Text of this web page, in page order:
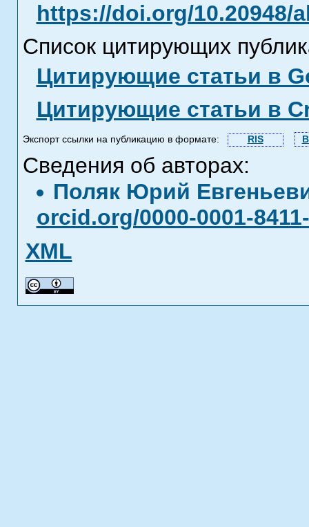
https://doi.org/10.20948/
Список цитирующих
Цитирующие статьи в
Цитирующие статьи в
Экспорт ссылки на публикацию в формате: RIS
Сведения об авторах:
Поляк Юрий
orcid.org/0000-0001-
XML